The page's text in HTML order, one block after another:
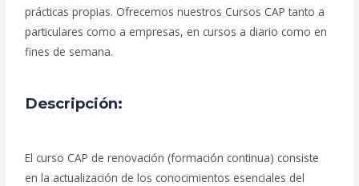
prácticas propias. Ofrecemos nuestros Cursos CAP tanto a
particulares como a empresas, en cursos a diario como en
fines de semana.
Descripción:
El curso CAP de renovación (formación continua) consiste
en la actualización de los conocimientos esenciales del